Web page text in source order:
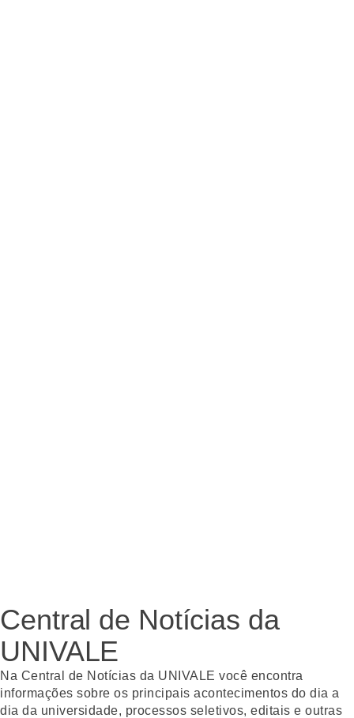
Central de Notícias da
UNIVALE
Na Central de Notícias da UNIVALE você encontra
informações sobre os principais acontecimentos do dia a
dia da universidade, processos seletivos, editais e outras